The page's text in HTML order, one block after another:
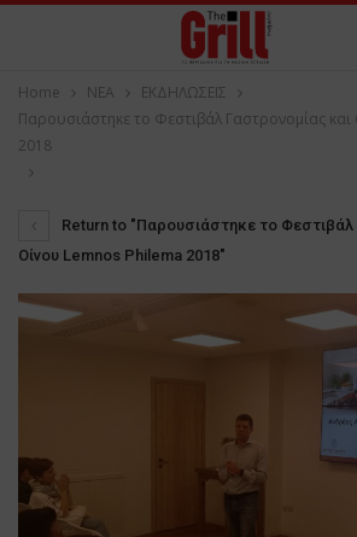
Home NEA
ΕΚΔΗΛΩΣΕΙΣ
Παρουσιάστηκε το Φεστιβάλ Γαστρονομίας
2018
Return to "Παρουσιάστηκε το Φεστιβάλ
Οίνου Lemnos Philema 2018"